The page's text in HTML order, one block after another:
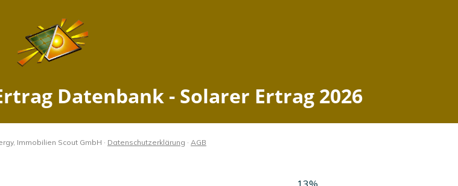
Datenbank - Solarer Ertrag 2026